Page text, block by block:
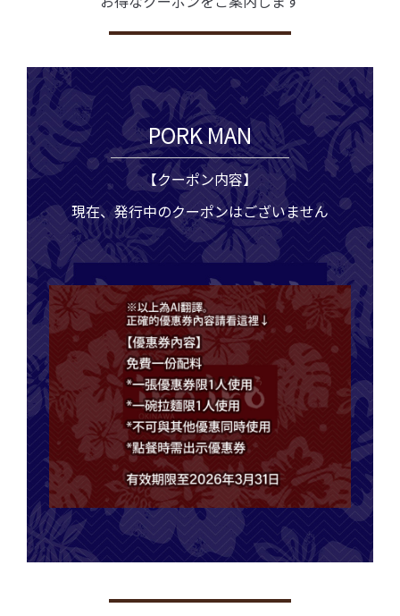
PORK MAN
【クーポン内容】
現在、発行中のクーポンはございません